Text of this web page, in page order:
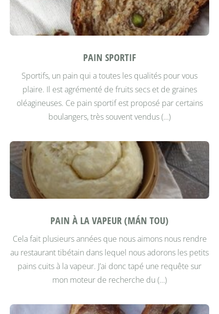
PAIN SPORTIF
Sportifs, un pain qui a toutes les qualités pour vous
plaire. Il est agrémenté de fruits secs et de graines
oléagineuses. Ce pain sportif est proposé par certains
boulangers, très souvent vendus (…)
PAIN À LA VAPEUR (MÁN TOU)
Cela fait plusieurs années que nous aimons nous rendre
au restaurant tibétain dans lequel nous adorons les petits
pains cuits à la vapeur. J’ai donc tapé une requête sur
mon moteur de recherche du (…)